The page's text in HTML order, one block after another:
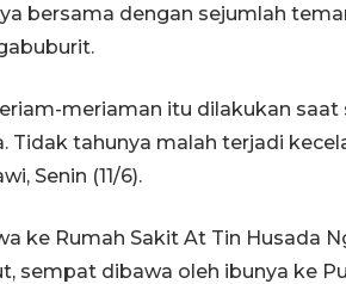
bersama dengan sejumlah
meriaman itu dilakukan
Tidak tahunya malah terjadi
Senin (11/6).
ke Rumah Sakit At Tin Husada
sempat dibawa oleh ibunya ke